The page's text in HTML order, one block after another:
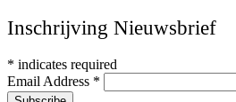
Inschrijving Nieuwsbrief
* indicates required
Email Address *